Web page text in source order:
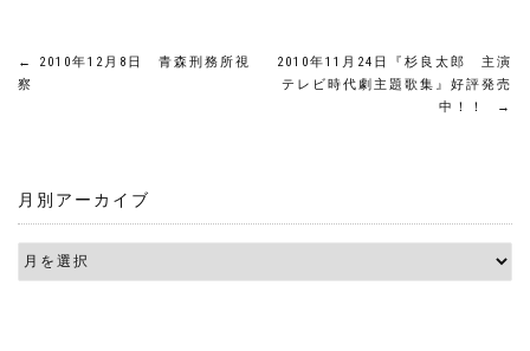
投
ビ
ゲ
←
2010年12月8日 青森刑務所視
察
2010年11月24日『杉良太郎 主演
テレビ時代劇主題歌集』好評発売
中！！
→
月別アーカイブ